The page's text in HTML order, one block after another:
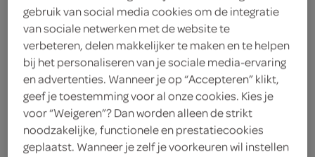
< 25 jaar? Laat je
legitimatie zien
< 18 jaar verkopen wij
geen alcohol
meer
informatie
300 Milliliter
Let op: aanbiedingen zijn niet zichtbaar bij de
gebruik van social media cookies om de integratie
van sociale netwerken met de website te
verbeteren, delen makkelijker te maken en te helpen
bij het personaliseren van je sociale media-ervaring
en advertenties. Wanneer je op “Accepteren” klikt,
geef je toestemming voor al onze cookies. Kies je
voor “Weigeren”? Dan worden alleen de strikt
noodzakelijke, functionele en prestatiecookies
geplaatst. Wanneer je zelf je voorkeuren wil instellen